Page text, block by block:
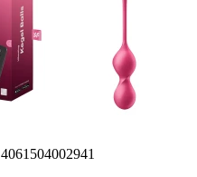
4061504002941